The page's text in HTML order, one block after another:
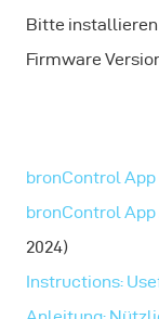
Bitte installieren
Firmware
bronControl App
bronControl
2024)
Instructions: